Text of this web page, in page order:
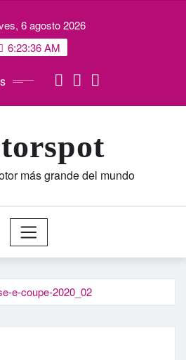
6 agosto 2026
6:23:37 AM
más grande del mundo
e-coupe-2020_02